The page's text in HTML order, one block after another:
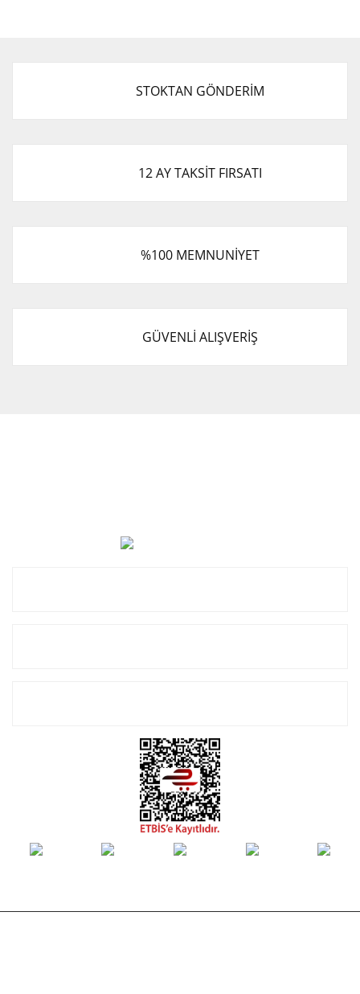
STOKTAN GÖNDERİM
12 AY TAKSİT FIRSATI
%100 MEMNUNİYET
GÜVENLİ ALIŞVERİŞ